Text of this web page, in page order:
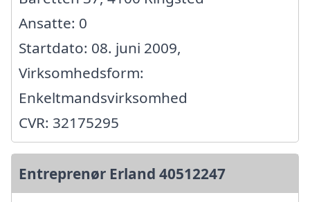
Ansatte: 0
Startdato: 08. juni 2009,
Virksomhedsform:
Enkeltmandsvirksomhed
CVR: 32175295
Entreprenør Erland 40512247